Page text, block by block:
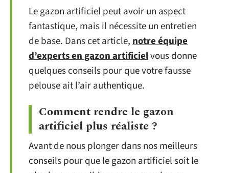
Le gazon artificiel peut avoir un aspect
fantastique, mais il nécessite un entretien
de base. Dans cet article,notre équipe
d’experts en gazon artificielvous donne
quelques conseils pour que votre fausse
pelouse ait l’air authentique.
Comment rendre le gazon
artificiel plus réaliste ?
Avant de nous plonger dans nos meilleurs
conseils pour que le gazon artificiel soit le